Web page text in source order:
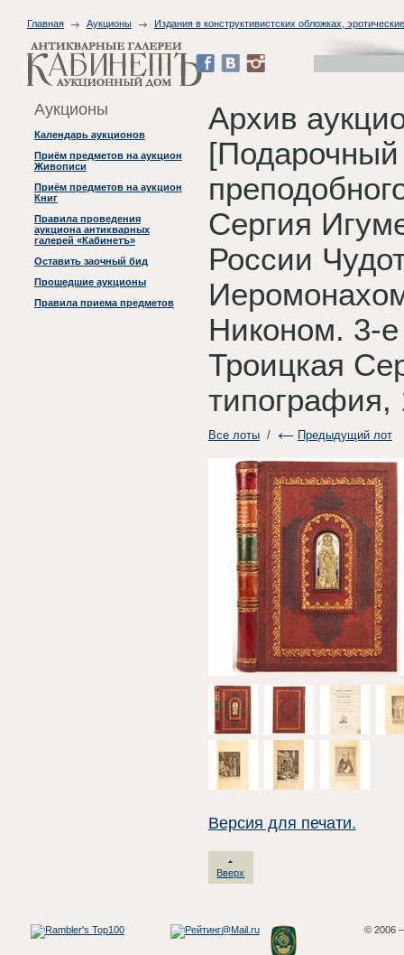
Главная Аукционы Издания в конструктивистских обложках,
Аукционы
Календарь аукционов
Приём предметов на аукцион
Живописи
Приём предметов на аукцион
Книг
Правила проведения
аукциона антикварных
галерей «Кабинетъ»
Оставить заочный бид
Прошедшие аукционы
Правила приема предметов
Архив
Сергия
России
Никоном. 3-
Троицкая
типография,
Все лоты/ Предыдущий лот
Версия для печати.
Вверх
© 2006